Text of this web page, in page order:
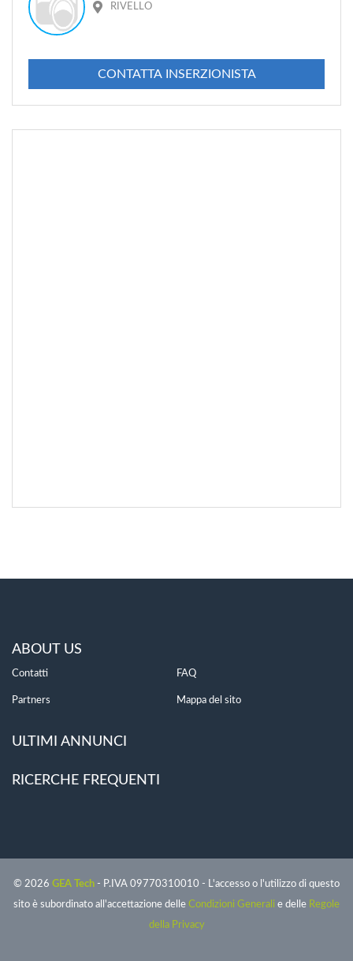
RIVELLO
CONTATTA INSERZIONISTA
ABOUT US
Contatti FAQ
Partners Mappa del sito
ULTIMI ANNUNCI
RICERCHE FREQUENTI
© 2026 GEA Tech - P.IVA 09770310010 - L'accesso o l'utilizzo di questo
sito è subordinato all'accettazione delle Condizioni Generali e delle Regole
della Privacy